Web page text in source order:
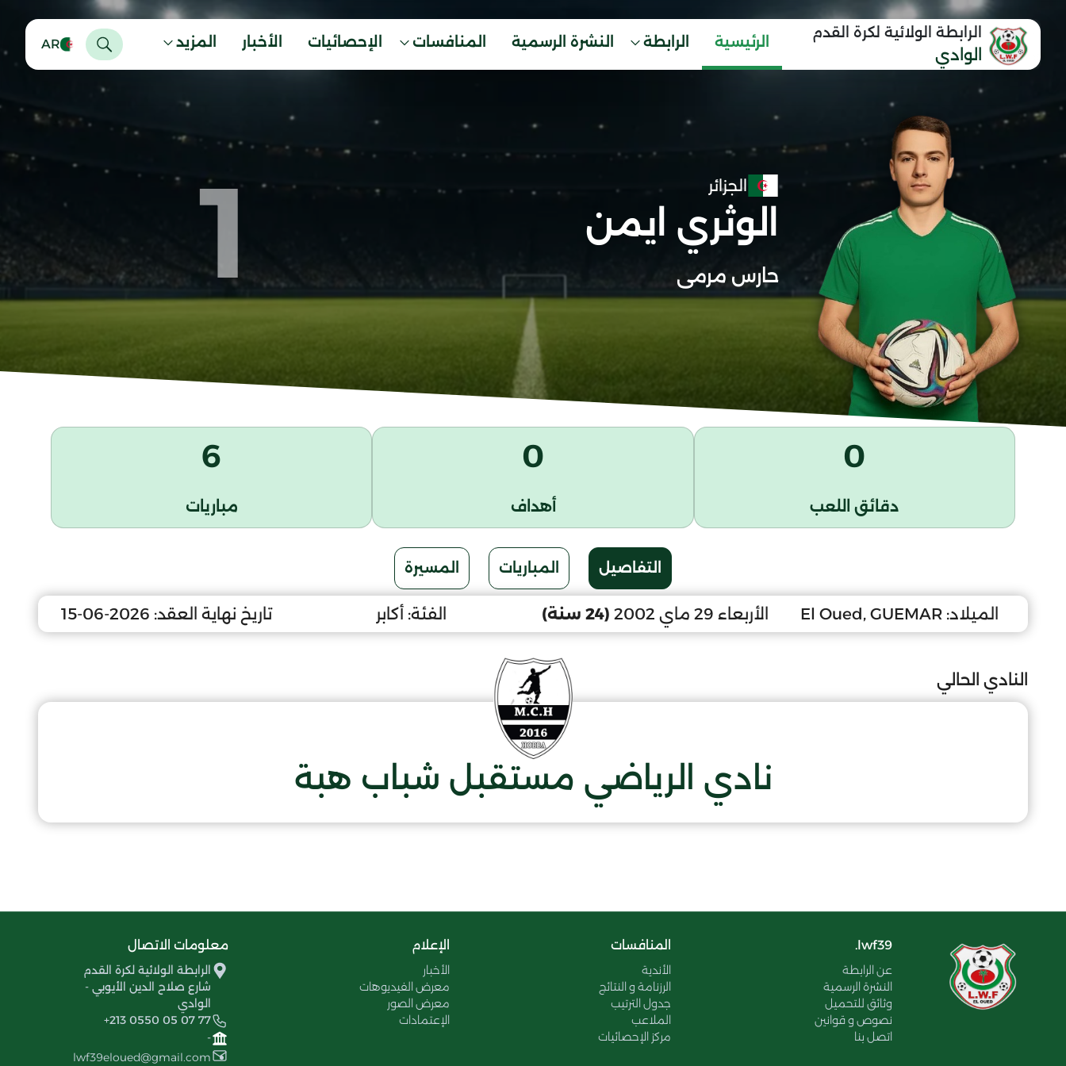
الرابطة الولائية لكرة القدم
الوادي
الرئيسية الرابطة النشرة الرسمية المنافسات الإحصائيات الأخبار المزيد AR
الجزائر
الوثري ايمن
حارس مرمى 1
0
دقائق اللعب
0
أهداف
6
مباريات
التفاصيل المباريات المسيرة
الميلاد: El Oued, GUEMAR الأربعاء 29 ماي 2002 (24 سنة) الفئة: أكابر تاريخ نهاية العقد: 2026-06-15
النادي الحالي
نادي الرياضي مستقبل شباب هبة
lwf39.
عن الرابطة
النشرة الرسمية
وثائق للتحميل
نصوص و قوانين
اتصل بنا
المنافسات
الأندية
الرزنامة و النتائج
جدول الترتيب
الملاعب
مركز الإحصائيات
الإعلام
الأخبار
معرض الفيديوهات
معرض الصور
الإعتمادات
معلومات الاتصال
الرابطة الولائية لكرة القدم
شارع صلاح الدين الأيوبي -
الوادي
+213 0550 05 07 77
-
lwf39eloued@gmail.com